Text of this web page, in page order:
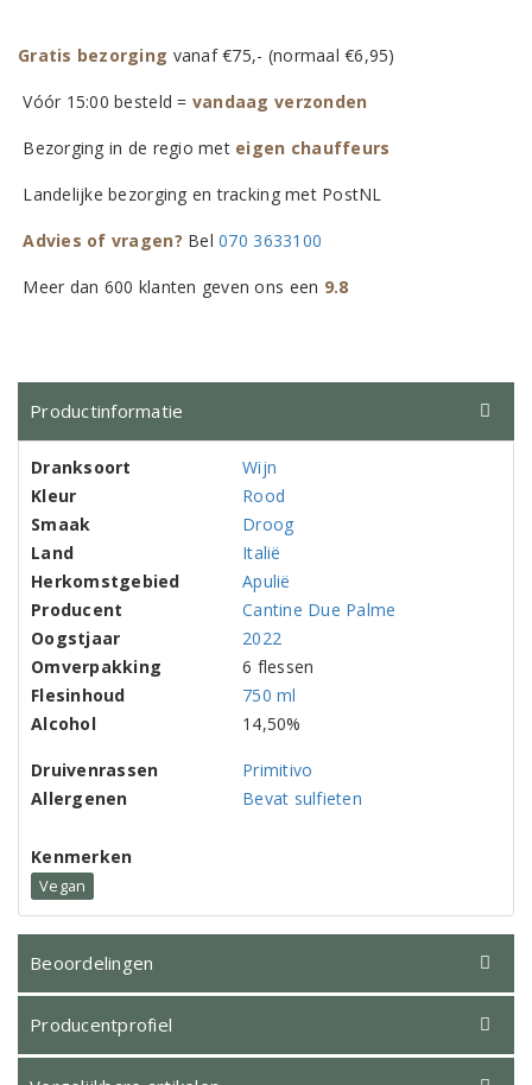
Gratis bezorging vanaf €75,- (normaal €6,95)
Vóór 15:00 besteld = vandaag verzonden
Bezorging in de regio met eigen chauffeurs
Landelijke bezorging en tracking met PostNL
Advies of vragen? Bel070 3633100
Meer dan 600 klanten geven ons een 9.8
Productinformatie
Dranksoort
Wijn
Kleur
Rood
Smaak
Droog
Land
Italië
Herkomstgebied
Apulië
Producent
Cantine Due Palme
Oogstjaar
2022
Omverpakking
6 flessen
Flesinhoud
750 ml
Alcohol
14,50%
Druivenrassen
Primitivo
Allergenen
Bevat sulfieten
Kenmerken
Vegan
Beoordelingen
Producentprofiel